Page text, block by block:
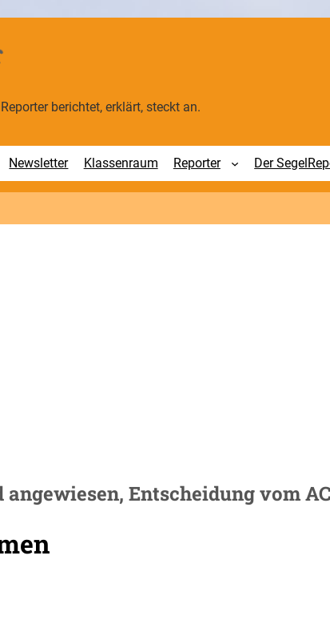
berichtet, erklärt, steckt an.
Newsletter Klassenraum Reporter Der
angewiesen, Entscheidung vom